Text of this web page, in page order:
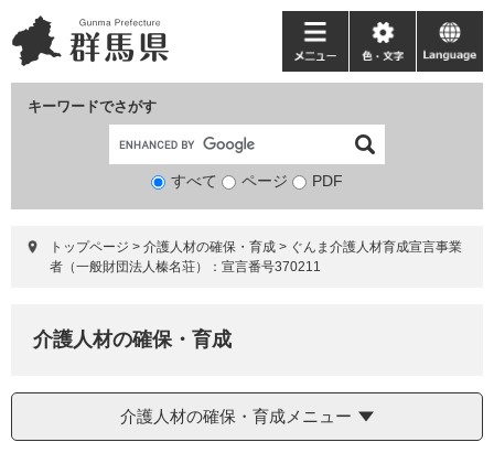
ー
ジ
ニ
ュ
て
キーワードでさがす
検
象
すべて ページ PDF
メ
ニ
ー
色・
文
language
トップページ > 介護人材の確保・育成 > ぐんま介護人材育成宣言事業
者（一般財団法人榛名荘）：宣言番号370211
介護人材の確保・育成
介護人材の確保・育成メニュー